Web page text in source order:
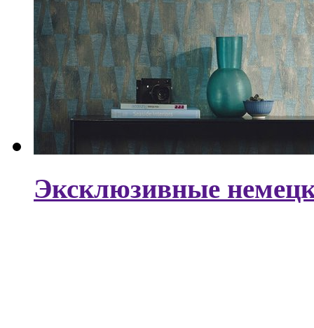
Эксклюзивные